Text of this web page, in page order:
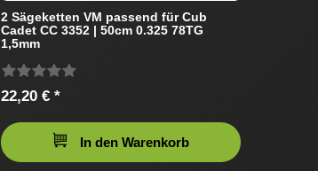
2 Sägeketten VM passend für Cub
Cadet CC 3352 | 50cm 0.325 78TG
1,5mm
22,20 € *
In den Warenkorb